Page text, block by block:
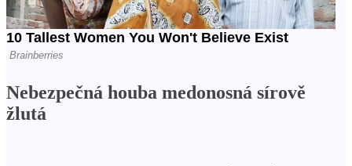
Nebezpečná houba medonosná sírově
žlutá